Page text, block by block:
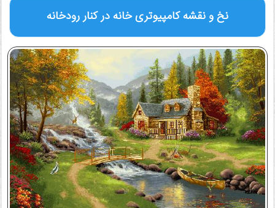
نخ و نقشه کامپیوتریخانه در کنار رودخانه